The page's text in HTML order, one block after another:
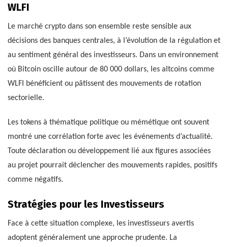
WLFI
Le marché crypto dans son ensemble reste sensible aux
décisions des banques centrales, à l’évolution de la régulation et
au sentiment général des investisseurs. Dans un environnement
où Bitcoin oscille autour de 80 000 dollars, les altcoins comme
WLFI bénéficient ou pâtissent des mouvements de rotation
sectorielle.
Les tokens à thématique politique ou mémétique ont souvent
montré une corrélation forte avec les événements d’actualité.
Toute déclaration ou développement lié aux figures associées
au projet pourrait déclencher des mouvements rapides, positifs
comme négatifs.
Stratégies pour les Investisseurs
Face à cette situation complexe, les investisseurs avertis
adoptent généralement une approche prudente. La